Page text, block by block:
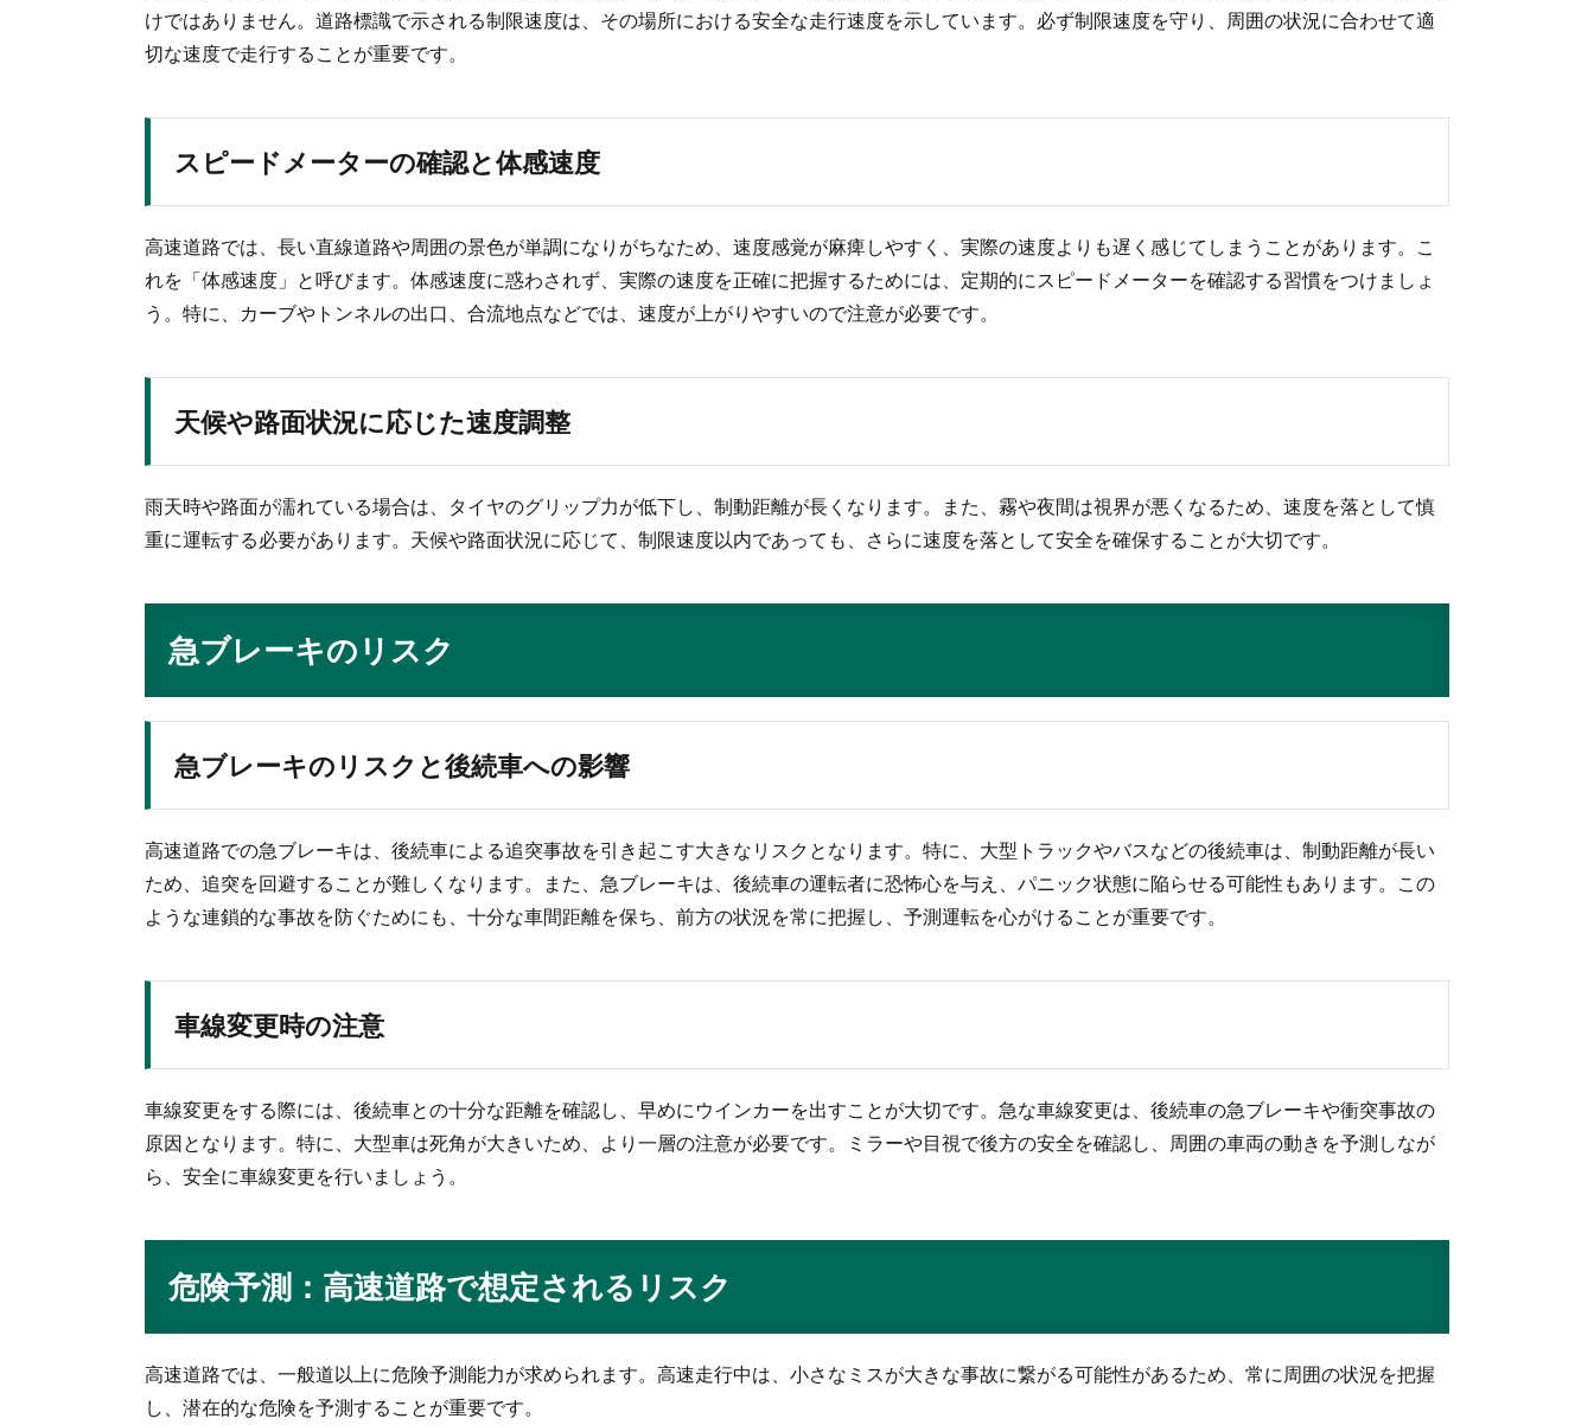
けではありません。道路標識で示される制限速度は、その場所における安全な走行速度を示しています。必ず制限速度を守り、周囲の状況に合わせて適
切な速度で走行することが重要です。
スピードメーターの確認と体感速度
高速道路では、長い直線道路や周囲の景色が単調になりがちなため、速度感覚が麻痺しやすく、実際の速度よりも遅く感じてしまうことがあります。こ
れを「体感速度」と呼びます。体感速度に惑わされず、実際の速度を正確に把握するためには、定期的にスピードメーターを確認する習慣をつけましょ
う。特に、カーブやトンネルの出口、合流地点などでは、速度が上がりやすいので注意が必要です。
天候や路面状況に応じた速度調整
雨天時や路面が濡れている場合は、タイヤのグリップ力が低下し、制動距離が長くなります。また、霧や夜間は視界が悪くなるため、速度を落として慎
重に運転する必要があります。天候や路面状況に応じて、制限速度以内であっても、さらに速度を落として安全を確保することが大切です。
急ブレーキのリスク
急ブレーキのリスクと後続車への影響
高速道路での急ブレーキは、後続車による追突事故を引き起こす大きなリスクとなります。特に、大型トラックやバスなどの後続車は、制動距離が長い
ため、追突を回避することが難しくなります。また、急ブレーキは、後続車の運転者に恐怖心を与え、パニック状態に陥らせる可能性もあります。この
ような連鎖的な事故を防ぐためにも、十分な車間距離を保ち、前方の状況を常に把握し、予測運転を心がけることが重要です。
車線変更時の注意
車線変更をする際には、後続車との十分な距離を確認し、早めにウインカーを出すことが大切です。急な車線変更は、後続車の急ブレーキや衝突事故の
原因となります。特に、大型車は死角が大きいため、より一層の注意が必要です。ミラーや目視で後方の安全を確認し、周囲の車両の動きを予測しなが
ら、安全に車線変更を行いましょう。
危険予測：高速道路で想定されるリスク
高速道路では、一般道以上に危険予測能力が求められます。高速走行中は、小さなミスが大きな事故に繋がる可能性があるため、常に周囲の状況を把握
し、潜在的な危険を予測することが重要です。